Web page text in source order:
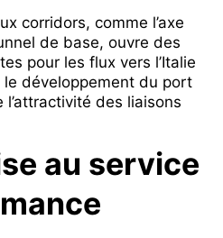
corridors, comme l’axe
de base, ouvre des
pour les flux vers l’Italie
développement du port
des liaisons
au service